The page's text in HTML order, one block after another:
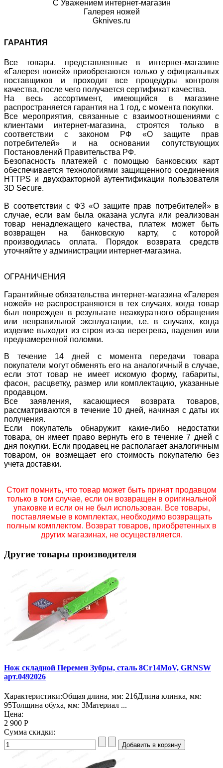
С Уважением интернет-магазин
Галерея ножей
Gknives.ru
ГАРАНТИЯ
Все товары, представленные в интернет-магазине
«Галерея ножей» приобретаются только у официальных
поставщиков и проходит все процедуры контроля
качества, после чего получается сертификат качества.
На весь ассортимент, имеющийся в магазине
распространяется гарантия на 1 год, с момента покупки.
Все мероприятия, связанные с взаимоотношениями с
клиентами интернет-магазина, строятся только в
соответствии с законом РФ «О защите прав
потребителей» и на основании сопутствующих
Постановлений Правительства РФ.
Безопасность платежей с помощью банковских карт
обеспечивается технологиями защищенного соединения
HTTPS и двухфакторной аутентификации пользователя
3D Secure.
В соответствии с ФЗ «О защите прав потребителей» в
случае, если вам была оказана услуга или реализован
товар ненадлежащего качества, платеж может быть
возвращен на банковскую карту, с которой
производилась оплата. Порядок возврата средств
уточняйте у администрации интернет-магазина.
ОГРАНИЧЕНИЯ
Гарантийные обязательства интернет-магазина «Галерея
ножей» не распространяются в тех случаях, когда товар
был поврежден в результате неаккуратного обращения
или неправильной эксплуатации, т.е. в случаях, когда
изделие выходит из строя из-за перегрева, падения или
преднамеренной поломки.
В течение 14 дней с момента передачи товара
покупатели могут обменять его на аналогичный в случае,
если этот товар не имеет искомую форму, габариты,
фасон, расцветку, размер или комплектацию, указанные
продавцом.
Все заявления, касающиеся возврата товаров,
рассматриваются в течение 10 дней, начиная с даты их
получения.
Если покупатель обнаружит какие-либо недостатки
товара, он имеет право вернуть его в течение 7 дней с
дня покупки. Если продавец не располагает аналогичным
товаром, он возмещает его стоимость покупателю без
учета доставки.
Стоит помнить, что товар может быть принят продавцом
только в том случае, если он возвращен в оригинальной
упаковке и если он не был использован. Все товары,
поставляемые в комплектах, необходимо возвращать
полным комплектом. Возврат товаров, приобретенных в
других магазинах, не осуществляется.
Другие товары производителя
Нож складной Перемен Зубры, сталь 8Cr14MoV, GRNSW
арт.0492026
Характеристики:Общая длина, мм: 216Длина клинка, мм:
95Толщина обуха, мм: 3Материал ...
Цена:
2 900 Р
Сумма скидки: